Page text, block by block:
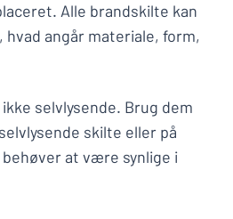
Alle brandskilte kan
angår materiale, form,
selvlysende. Brug dem
skilte eller på
at være synlige i